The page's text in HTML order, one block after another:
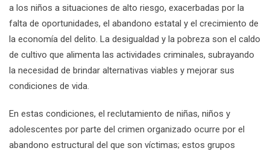
a los niños a situaciones de alto riesgo, exacerbadas por la
falta de oportunidades, el abandono estatal y el crecimiento de
la economía del delito. La desigualdad y la pobreza son el caldo
de cultivo que alimenta las actividades criminales, subrayando
la necesidad de brindar alternativas viables y mejorar sus
condiciones de vida.
En estas condiciones, el reclutamiento de niñas, niños y
adolescentes por parte del crimen organizado ocurre por el
abandono estructural del que son víctimas; estos grupos